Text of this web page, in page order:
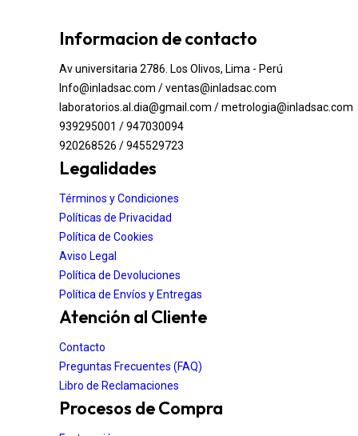
Informacion de contacto
Av universitaria 2786. Los Olivos, Lima - Perú
Info@inladsac.com / ventas@inladsac.com
laboratorios.al.dia@gmail.com / metrologia@inladsac.com
939295001 / 947030094
920268526 / 945529723
Legalidades
Términos y Condiciones
Políticas de Privacidad
Política de Cookies
Aviso Legal
Política de Devoluciones
Política de Envíos y Entregas
Atención al Cliente
Contacto
Preguntas Frecuentes (FAQ)
Libro de Reclamaciones
Procesos de Compra